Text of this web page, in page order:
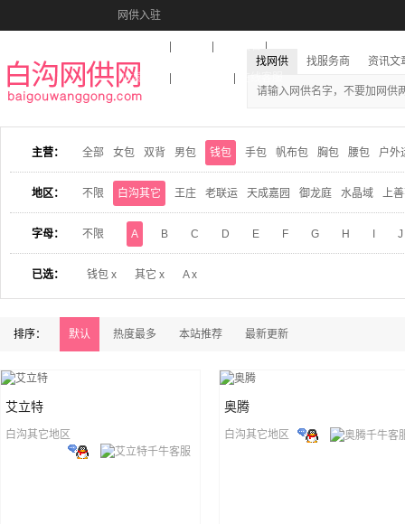
网供入驻
收藏本站
找网供 找服务商 资讯文
主营： 全部 女包 双背 男包 钱包 手包 帆布包 胸包 腰包 户外
地区： 不限 白沟其它 王庄 老联运 天成嘉园 御龙庭 水晶域 上
字母： 不限 A B C D E F G H J
已选： 钱包 x 其它 x A x
排序： 默认 热度最多 本站推荐 最新更新
艾立特
白沟其它地区
奥腾
白沟其它地区